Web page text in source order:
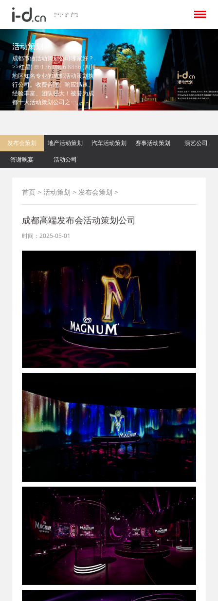
活动策划
成都市做活动策划公司哪家好？-
>>红星( ☏:136 0806 8886 )四川
地区知名专业的成都活动策划执
行公司。收费合理、响应迅速、
经验丰富、团队强大！被誉为成
都十大活动策划公司之一。
发布会策划 地产活动策划 汽车活动策划 赛事活动策划
演艺公司
答谢晚宴
活动公司
首页 > 活动策划 > 发布会策划 >
成都高端发布会活动策划公司
时间：2025-05-01